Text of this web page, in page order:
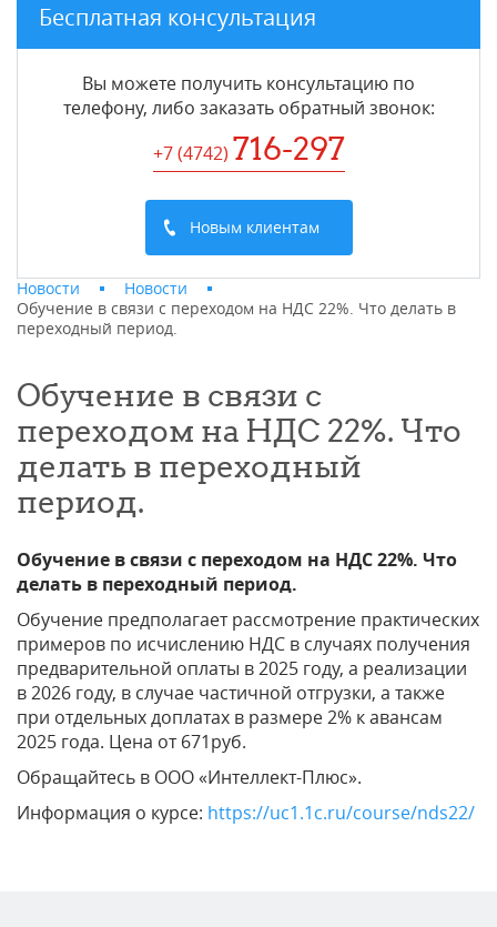
Бесплатная консультация
Вы можете получить консультацию по
телефону, либо заказать обратный звонок:
+7 (4742) 716-297
Новым клиентам
Новости
Новости
Обучение в связи с переходом на НДС 22%. Что делать в
переходный период.
Обучение в связи с
переходом на НДС 22%. Что
делать в переходный
период.
Обучение в связи с переходом на НДС 22%. Что
делать в переходный период.
Обучение предполагает рассмотрение практических
примеров по исчислению НДС в случаях получения
предварительной оплаты в 2025 году, а реализации
в 2026 году, в случае частичной отгрузки, а также
при отдельных доплатах в размере 2% к авансам
2025 года. Цена от 671руб.
Обращайтесь в ООО «Интеллект-Плюс».
Информация о курсе: https://uc1.1c.ru/course/nds22/